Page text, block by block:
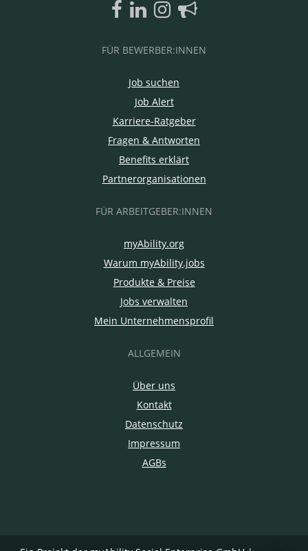
FÜR BEWERBER:INNEN
Job suchen
Job Alert
Karriere-Ratgeber
Fragen & Antworten
Benefits erklärt
Partnerorganisationen
FÜR ARBEITGEBER:INNEN
myAbility.org
Warum myAbility.jobs
Produkte & Preise
Jobs verwalten
Mein Unternehmensprofil
ALLGEMEIN
Über uns
Kontakt
Datenschutz
Impressum
AGBs